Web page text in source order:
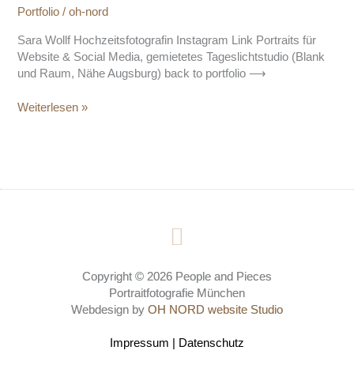
Portfolio /oh-nord
Sara Wollf Hochzeitsfotografin Instagram Link Portraits für
Website & Social Media, gemietetes Tageslichtstudio (Blank
und Raum, Nähe Augsburg) back to portfolio ⟶
Weiterlesen »
I
n
s
t
a
g
Copyright © 2026 People and Pieces
Portraitfotografie München
Webdesign by OH NORD website Studio
Impressum | Datenschutz